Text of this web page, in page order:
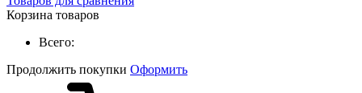
Корзина товаров
Всего:
Продолжить покупки Оформить